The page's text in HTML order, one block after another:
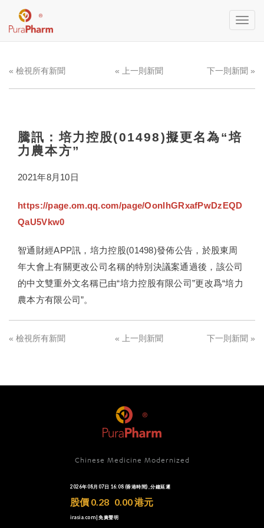
« 檢視所有新聞 « 上一則新聞 下一則新聞 »
騰訊：培力控股(01498)擬更名為“培
力農本方”
2021年8月10日
https://page.om.qq.com/page/OonlhGRxafPwDzEQD
QaU5Vkw0
智通財經APP訊，培力控股(01498)發佈公告，於股東周
年大會上有關更改公司名稱的特別決議案通過後，該公司
的中文雙重外文名稱已由“培力控股有限公司”更改爲“培力
農本方有限公司”。
« 檢視所有新聞 « 上一則新聞 下一則新聞 »
Chinese Medicine Modernized